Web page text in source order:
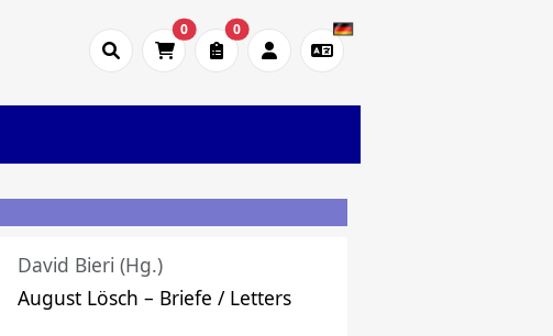
0 0
David Bieri (Hg.)
August Lösch – Briefe / Letters